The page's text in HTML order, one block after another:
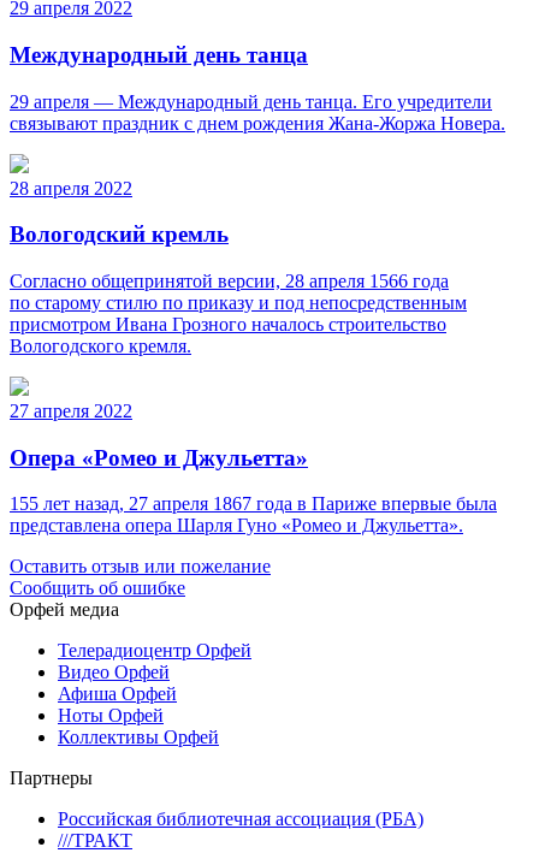
29 апреля 2022
Международный день танца
29 апреля — Международный день танца. Его учредители
связывают праздник с днем рождения Жана-Жоржа Новера.
28 апреля 2022
Вологодский кремль
Согласно общепринятой версии, 28 апреля 1566 года
по старому стилю по приказу и под непосредственным
присмотром Ивана Грозного началось строительство
Вологодского кремля.
27 апреля 2022
Опера «Ромео и Джульетта»
155 лет назад, 27 апреля 1867 года в Париже впервые была
представлена опера Шарля Гуно «Ромео и Джульетта».
Оставить отзыв или пожелание
Сообщить об ошибке
Орфей медиа
Телерадиоцентр Орфей
Видео Орфей
Афиша Орфей
Ноты Орфей
Коллективы Орфей
Партнеры
Российская библиотечная ассоциация (РБА)
///ТРАКТ